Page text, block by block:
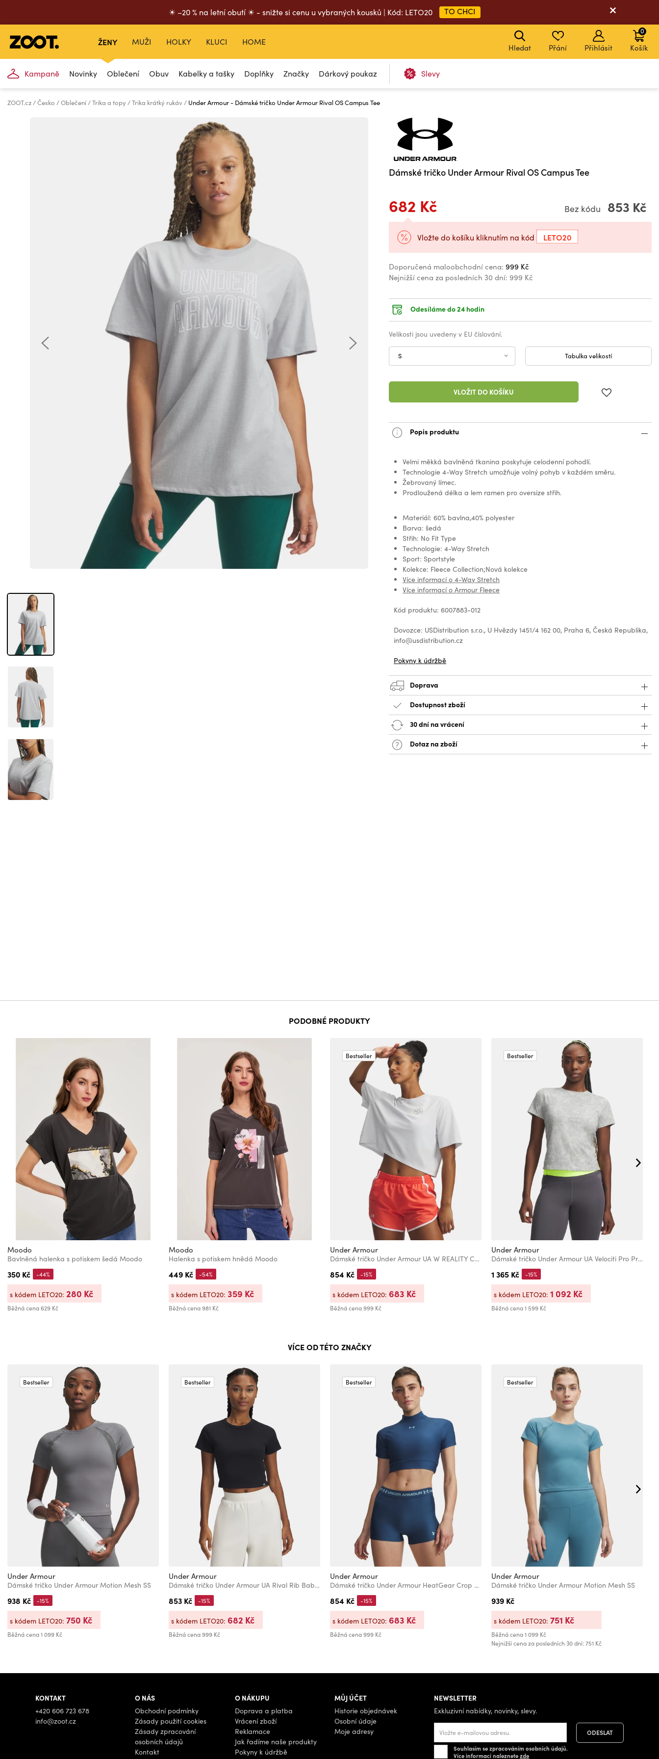
☀ –20 % na letní obutí ☀ - snižte si cenu u vybraných kousků | Kód: LETO20 TO CHCI
ŽENY
Kampaně Novinky Oblečení Obuv Kabelky a tašky Doplňky Značky Dárkový poukaz Slevy
MUŽI HOLKY KLUCI HOME
Hledat Přání Přihlásit Košík
0
ZOOT.cz Česko Oblečení Trika a topy Trika krátký rukáv Under Armour - Dámské tričko Under Armour Rival OS Campus Tee
Dámské tričko Under Armour Rival OS Campus Tee
682 Kč Bez kódu 853 Kč
Vložte do košíku kliknutím na kód LETO20
Doporučená maloobchodní cena: 999 Kč
Nejnižší cena za posledních 30 dní: 999 Kč
Odesíláme do 24 hodin
Velikosti jsou uvedeny v EU číslování.
S Tabulka velikostí
VLOŽIT DO KOŠÍKU
Popis produktu
Velmi měkká bavlněná tkanina poskytuje celodenní pohodlí.
Technologie 4-Way Stretch umožňuje volný pohyb v každém směru.
Žebrovaný límec.
Prodloužená délka a lem ramen pro oversize střih.
Materiál: 60% bavlna,40% polyester
Barva: šedá
Střih: No Fit Type
Technologie: 4-Way Stretch
Sport: Sportstyle
Kolekce: Fleece Collection;Nová kolekce
Více informací o 4-Way Stretch
Více informací o Armour Fleece
Kód produktu: 6007883-012
Dovozce: USDistribution s.r.o., U Hvězdy 1451/4 162 00, Praha 6, Česká Republika,
info@usdistribution.cz
Pokyny k údržbě
Doprava
Dostupnost zboží
30 dní na vrácení
Dotaz na zboží
PODOBNÉ PRODUKTY
Moodo
Bavlněná halenka s potiskem šedá Moodo
350 Kč
Běžná cena629 Kč
-44%
s kódem LETO20: 280 Kč
Moodo
Halenka s potiskem hnědá Moodo
449 Kč
Běžná cena981 Kč
-54%
s kódem LETO20: 359 Kč
Bestseller
Under Armour
Dámské tričko Under Armour UA W REALITY CAN WAIT SS
854 Kč
Běžná cena999 Kč
-15%
s kódem LETO20: 683 Kč
Bestseller
Under Armour
Dámské tričko Under Armour UA Velociti Pro Print SS
1 365 Kč
Běžná cena1 599 Kč
-15%
s kódem LETO20: 1 092 Kč
VÍCE OD TÉTO ZNAČKY
Bestseller
Under Armour
Dámské tričko Under Armour Motion Mesh SS
938 Kč
Běžná cena1 099 Kč
-15%
s kódem LETO20: 750 Kč
Bestseller
Under Armour
Dámské tričko Under Armour UA Rival Rib Baby Tee
853 Kč
Běžná cena999 Kč
-15%
s kódem LETO20: 682 Kč
Bestseller
Under Armour
Dámské tričko Under Armour HeatGear Crop Mock SS
854 Kč
Běžná cena999 Kč
-15%
s kódem LETO20: 683 Kč
Bestseller
Under Armour
Dámské tričko Under Armour Motion Mesh SS
939 Kč
Běžná cena1 099 Kč
Nejnižší cena za posledních 30 dní: 751 Kč
s kódem LETO20: 751 Kč
KONTAKT
+420 606 723 678
info@zoot.cz
O NÁS
Obchodní podmínky
Zásady použití cookies
Zásady zpracování
osobních údajů
Kontakt
O NÁKUPU
Doprava a platba
Vrácení zboží
Reklamace
Jak řadíme naše produkty
Pokyny k údržbě
MŮJ ÚČET
Historie objednávek
Osobní údaje
Moje adresy
NEWSLETTER
Exkluzivní nabídky, novinky, slevy.
Souhlasím se zpracováním osobních údajů.
Více informací naleznetezde